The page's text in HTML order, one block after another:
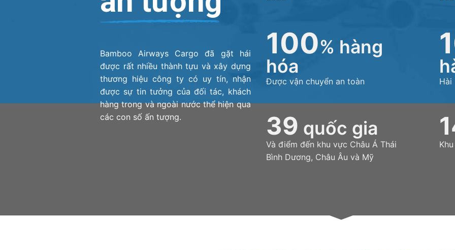
Bamboo Airways Cargo đã gặt hái
được rất nhiều thành tựu và xây dựng
thương hiệu công ty có uy tín, nhận
được sự tin tưởng của đối tác, khách
hàng trong và ngoài nước thể hiện qua
các con số ấn tượng.
100% hàng
hóa
Được vận chuyển an toàn Hài
39 quốc gia
Và điểm đến khu vực Châu Á Thái
Bình Dương, Châu Âu và Mỹ